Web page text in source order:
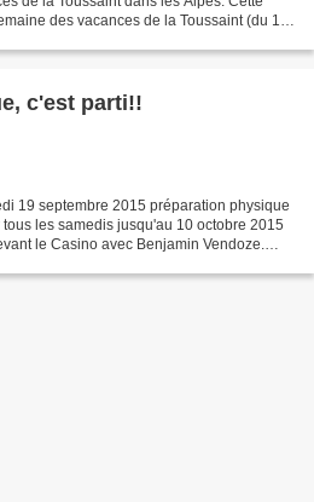
des vacances de la Toussaint (du 17
c'est parti!!
19 septembre 2015 préparation physique
les samedis jusqu'au 10 octobre 2015
le Casino avec Benjamin Vendoze.